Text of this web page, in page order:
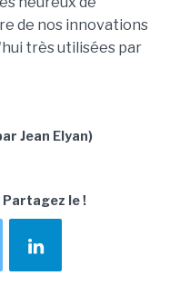
de nos innovations
très utilisées par
Jean Elyan)
Partagez le !